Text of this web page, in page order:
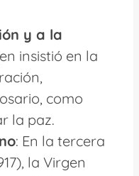
y a la
insistió en la
como
la paz.
: En la tercera
la Virgen